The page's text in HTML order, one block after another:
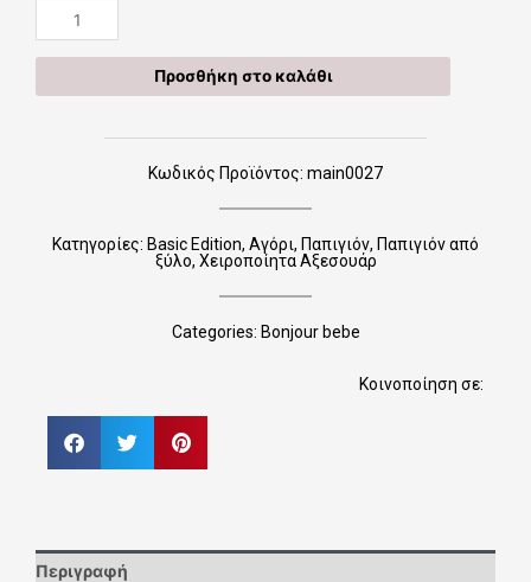
Ξύλινα
Παπιγιόν
Main
ποσότητα
Προσθήκη στο καλάθι
Κωδικός Προϊόντος: main0027
Κατηγορίες: Basic Edition, Αγόρι, Παπιγιόν, Παπιγιόν από
ξύλο, Χειροποίητα Αξεσουάρ
Categories: Bonjour bebe
Κοινοποίηση σε:
Περιγραφή